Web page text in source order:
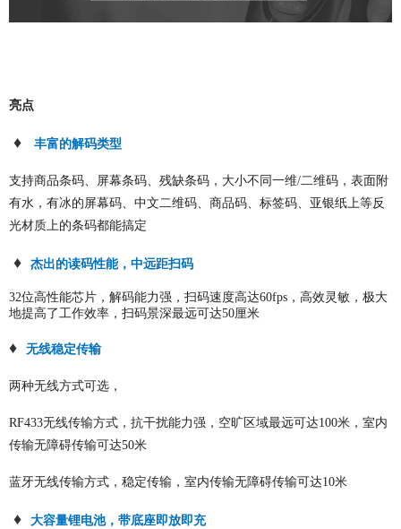
亮点
♦ 丰富的解码类型
支持商品条码、屏幕条码、残缺条码，大小不同一维/二维码，表面附
有水，有冰的屏幕码、中文二维码、商品码、标签码、亚银纸上等反
光材质上的条码都能搞定
♦ 杰出的读码性能，中远距扫码
32位高性能芯片，解码能力强，扫码速度高达60fps ，高效灵敏，极大
地提高了工作效率，扫码景深最远可达50厘米
♦ 无线稳定传输
两种无线方式可选，
RF433无线传输方式，抗干扰能力强，空旷区域最远可达100米，室内
传输无障碍传输可达50米
蓝牙无线传输方式，稳定传输，室内传输无障碍传输可达10米
♦ 大容量锂电池，带底座即放即充